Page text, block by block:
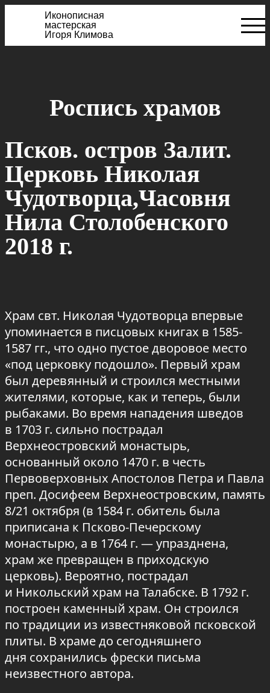
Иконописная
мастерская
Игоря Климова
Роспись храмов
Псков. остров Залит.
Церковь Николая
Чудотворца,Часовня
Нила Столобенского
2018 г.
Храм свт. Николая Чудотворца впервые
упоминается в писцовых книгах в 1585-
1587 гг., что одно пустое дворовое место
«под церковку подошло». Первый храм
был деревянный и строился местными
жителями, которые, как и теперь, были
рыбаками. Во время нападения шведов
в 1703 г. сильно пострадал
Верхнеостровский монастырь,
основанный около 1470 г. в честь
Первоверховных Апостолов Петра и Павла
преп. Досифеем Верхнеостровским, память
8/21 октября (в 1584 г. обитель была
приписана к Псково-Печерскому
монастырю, а в 1764 г. — упразднена,
храм же превращен в приходскую
церковь). Вероятно, пострадал
и Никольский храм на Талабске. В 1792 г.
построен каменный храм. Он строился
по традиции из известняковой псковской
плиты. В храме до сегодняшнего
дня сохранились фрески письма
неизвестного автора.